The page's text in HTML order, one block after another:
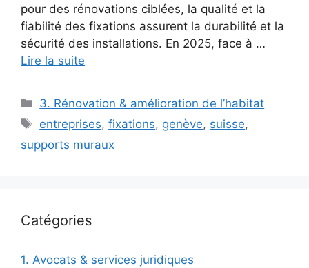
pour des rénovations ciblées, la qualité et la
fiabilité des fixations assurent la durabilité et la
sécurité des installations. En 2025, face à …
Lire la suite
Catégories
3. Rénovation & amélioration de l’habitat
Étiquettes
entreprises,fixations, genève, suisse,
supports muraux
Catégories
1. Avocats & services juridiques